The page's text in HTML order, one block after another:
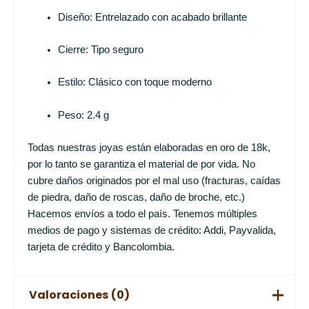
Diseño: Entrelazado con acabado brillante
Cierre: Tipo seguro
Estilo: Clásico con toque moderno
Peso: 2.4 g
Todas nuestras joyas están elaboradas en oro de 18k,
por lo tanto se garantiza el material de por vida. No
cubre daños originados por el mal uso (fracturas, caídas
de piedra, daño de roscas, daño de broche, etc.)
Hacemos envíos a todo el país. Tenemos múltiples
medios de pago y sistemas de crédito: Addi, Payvalida,
tarjeta de crédito y Bancolombia.
Valoraciones (0)